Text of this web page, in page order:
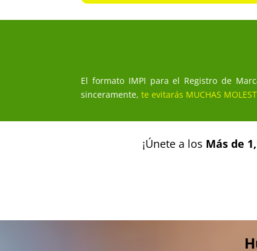
El formato IMPI para el Registro de
sinceramente,te evitarás MUCHAS
¡Únete a los Más de